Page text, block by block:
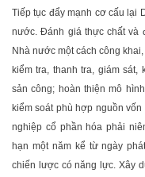
Tiếp tục đẩy mạnh cơ cấu lại
nước. Đánh giá thực chất và
Nhà nước một cách công
kiểm tra, thanh tra, giám sát,
sản công; hoàn thiện mô
kiểm soát phù hợp nguồn
nghiệp cổ phần hóa phải
hạn một năm kể từ ngày
chiến lược có năng lực. Xây